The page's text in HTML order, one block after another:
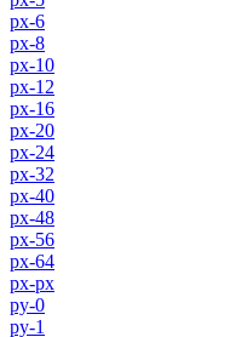
px-6
px-8
px-10
px-12
px-16
px-20
px-24
px-32
px-40
px-48
px-56
px-64
px-px
py-0
py-1